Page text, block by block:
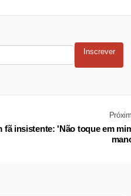
Inscrever
fã insistente: 'Não toque em